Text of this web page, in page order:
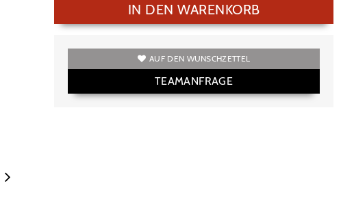
IN DEN WARENKORB
AUF DEN WUNSCHZETTEL
TEAMANFRAGE